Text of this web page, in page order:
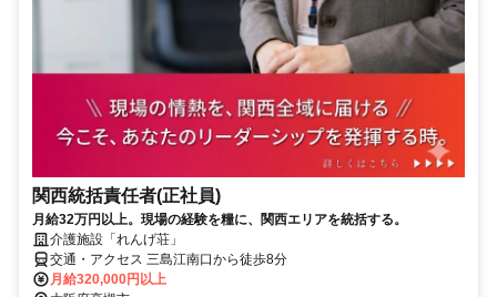
関西統括責任者(正社員)
月給32万円以上。現場の経験を糧に、関西エリアを統括する。
介護施設「れんげ荘」
交通・アクセス 三島江南口から徒歩8分
月給320,000円以上